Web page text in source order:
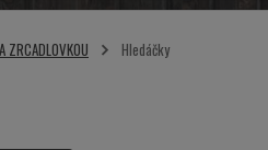
ZRCADLOVKOU Hledáčky